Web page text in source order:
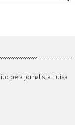
pela jornalista Luísa